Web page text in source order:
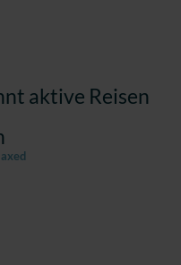
aktive Reisen